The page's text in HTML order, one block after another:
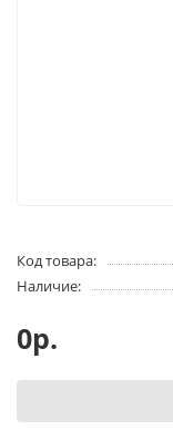
Код товара:
Наличие:
0р.